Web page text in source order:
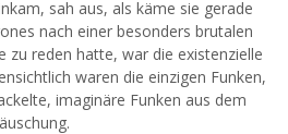
sah aus, als käme sie gerade
nach einer besonders brutalen
zu reden hatte, war die existenzielle
waren die einzigen Funken,
imaginäre Funken aus dem